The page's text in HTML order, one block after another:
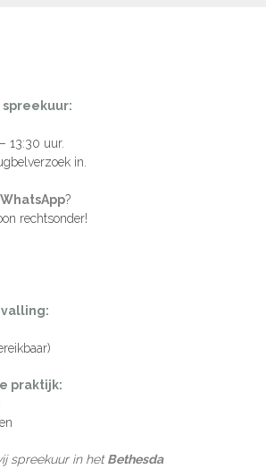
13:30 uur.
in.
WhatsApp?
rechtsonder!
praktijk:
spreekuur in hetBethesda